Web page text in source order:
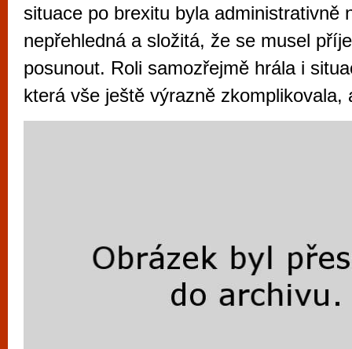
situace po brexitu byla administrativně
nepřehledná a složitá, že se musel
posunout. Roli samozřejmě hrála i
která vše ještě výrazně zkomplikovala,
vyzkoušet různé kasinové hry. V
metropoli naleznete širokou nabídku her
po moderní automaty jak pro pravidelné
příležitostné hráče. V...